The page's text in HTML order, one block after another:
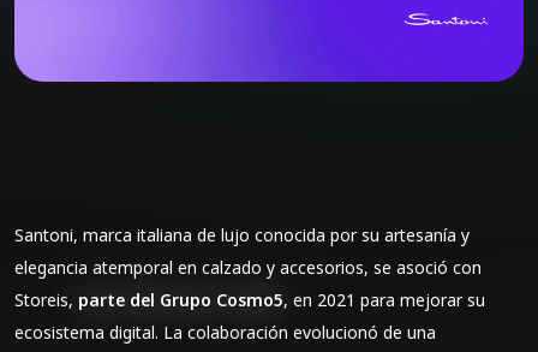
Santoni, marca italiana de lujo conocida por su artesanía y
elegancia atemporal en calzado y accesorios, se asoció con
Storeis, parte del Grupo Cosmo5, en 2021 para mejorar su
ecosistema digital. La colaboración evolucionó de una